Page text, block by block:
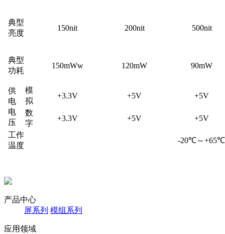
典型
亮度
150nit 200nit 500nit
典型
功耗
150mWw 120mW 90mW
供
电
电
压
模
拟
+3.3V +5V
+5V
数
字
+3.3V +5V
+5V
工作
温度
-20℃～+65℃
产品中心
屏系列 模组系列
应用领域